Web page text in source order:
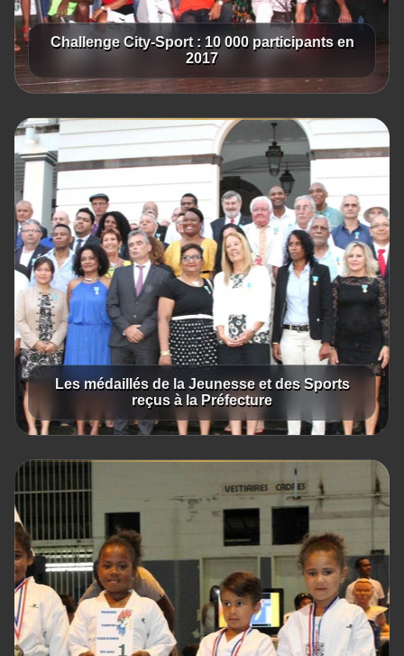
Challenge City-Sport : 10 000 participants en
2017
Les médaillés de la Jeunesse et des Sports
reçus à la Préfecture